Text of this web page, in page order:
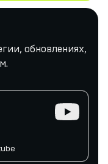
обновлениях,